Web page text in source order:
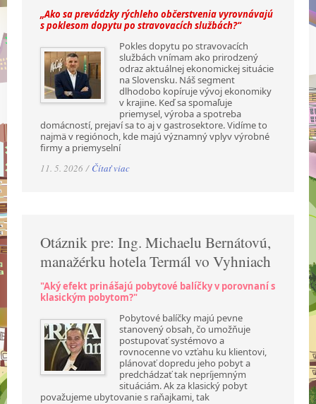
„Ako sa prevádzky rýchleho občerstvenia vyrovnávajú
s poklesom dopytu po stravovacích službách?“
Pokles dopytu po stravovacích
službách vnímam ako prirodzený
odraz aktuálnej ekonomickej situácie
na Slovensku. Náš segment
dlhodobo kopíruje vývoj ekonomiky
v krajine. Keď sa spomaľuje
priemysel, výroba a spotreba
domácností, prejaví sa to aj v gastrosektore. Vidíme to
najmä v regiónoch, kde majú významný vplyv výrobné
firmy a priemyselní
11. 5. 2026 / Čítať viac
Otáznik pre: Ing. Michaelu Bernátovú,
manažérku hotela Termál vo Vyhniach
"Aký efekt prinášajú pobytové balíčky v porovnaní s
klasickým pobytom?"
Pobytové balíčky majú pevne
stanovený obsah, čo umožňuje
postupovať systémovo a
rovnocenne vo vzťahu ku klientovi,
plánovať dopredu jeho pobyt a
predchádzať tak nepríjemným
situáciám. Ak za klasický pobyt
považujeme ubytovanie s raňajkami, tak